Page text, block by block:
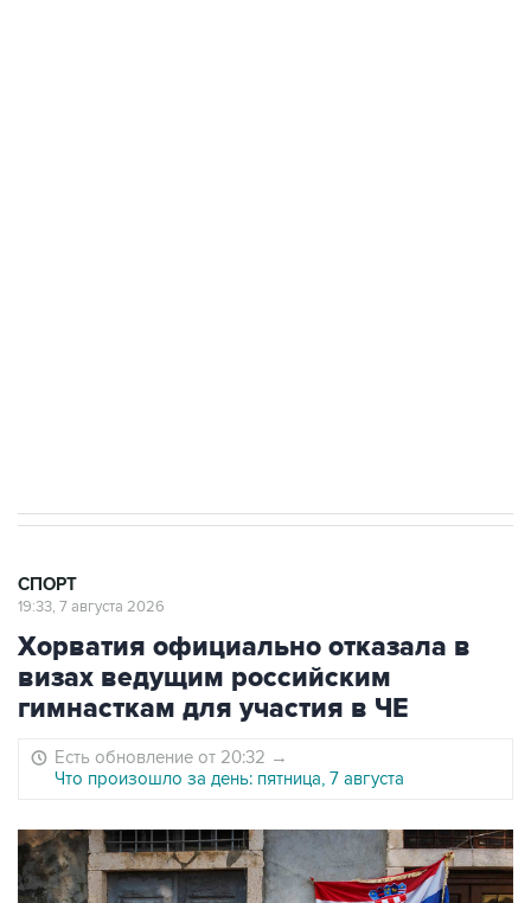
СПОРТ
19:33, 7 августа 2026
Хорватия официально отказала в
визах ведущим российским
гимнасткам для участия в ЧЕ
Есть обновление от 20:32 →
Что произошло за день: пятница, 7 августа